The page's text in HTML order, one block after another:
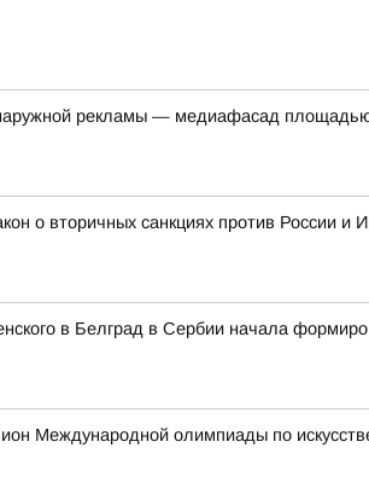
рекламы — медиафасад
о вторичных санкциях против России и
в Белград в Сербии начала
Международной олимпиады по